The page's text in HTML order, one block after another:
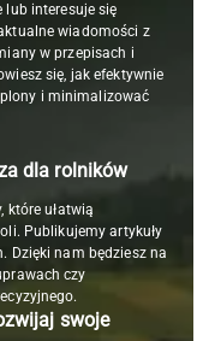
interesuje się
wiadomości z
w przepisach i
się, jak efektywnie
i minimalizować
dla rolników
które ułatwią
Publikujemy artykuły
Dzięki nam będziesz na
czy
swoje